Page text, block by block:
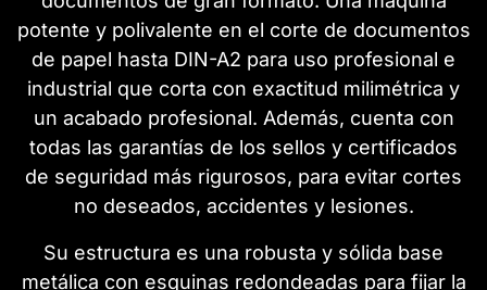
potente y polivalente en el corte de documentos
de papel hasta DIN-A2 para uso profesional e
industrial que corta con exactitud milimétrica y
un acabado profesional. Además, cuenta con
todas las garantías de los sellos y certificados
de seguridad más rigurosos, para evitar cortes
no deseados, accidentes y lesiones.
Su estructura es una robusta y sólida base
metálica con esquinas redondeadas para fijar la